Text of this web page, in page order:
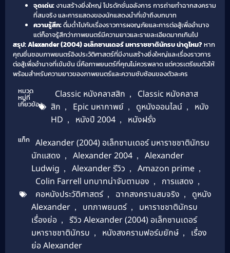
จุดเด่น:งานสร้างยิ่งใหญ่ โปรดักชั่นอลังการ การถ่ายทำฉากสงคราม
ที่สมจริง และการแสดงของนักแสดงนำที่เข้าถึงบทบาท
ความรู้สึก:ดื่มด่ำไปกับเรื่องราวการผจญภัยและการต่อสู้เพื่ออำนาจ
แต่ก็อาจรู้สึกว่าภาพยนตร์มีความยาวและรายละเอียดมากเกินไป
สรุป: Alexander (2004) อเล็กซานเดอร์ มหาราชชาตินักรบ น่าดูไหม?หาก
คุณชื่นชอบภาพยนตร์อิงประวัติศาสตร์ที่มีงานสร้างยิ่งใหญ่และเรื่องราวการ
ต่อสู้เพื่ออำนาจที่เข้มข้น นี่คือภาพยนตร์ที่คุณไม่ควรพลาด แต่ควรเตรียมตัวให้
พร้อมสำหรับความยาวของภาพยนตร์และความซับซ้อนของตัวละคร
หมวด
หมู่ที่
เกี่ยวข้อง
Classic หนังคลาสสิก ,
Classic หนังคลาส
สิก , Epic มหากาพย์ , ดูหนังออนไลน์ ,
หนัง
HD , หนังปี 2004 , หนังฝรั่ง
แท็ก Alexander (2004) อเล็กซานเดอร์ มหาราชชาตินักรบ
นักแสดง , Alexander 2004 ,
Alexander
Ludwig , Alexander รีวิว , Amazon prime ,
Colin Farrell บทบาทน่าจับตามอง , การแสดง ,
คอหนังประวัติศาสตร์ , ฉากสงครามสมจริง ,
ดูหนัง
Alexander , บทภาพยนตร์ ,
มหาราชชาตินักรบ
เรื่องย่อ ,
รีวิว Alexander (2004) อเล็กซานเดอร์
มหาราชชาตินักรบ , หนังสงครามฟอร์มยักษ์ ,
เรื่อง
ย่อ Alexander